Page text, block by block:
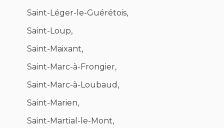
Saint-Léger-le-Guérétois,
Saint-Loup,
Saint-Maixant,
Saint-Marc-à-Frongier,
Saint-Marc-à-Loubaud,
Saint-Marien,
Saint-Martial-le-Mont,